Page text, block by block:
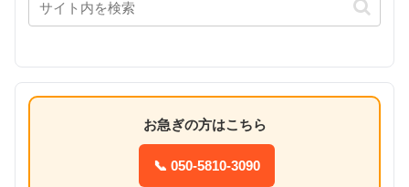
お急ぎの方はこちら
📞 050-5810-3090